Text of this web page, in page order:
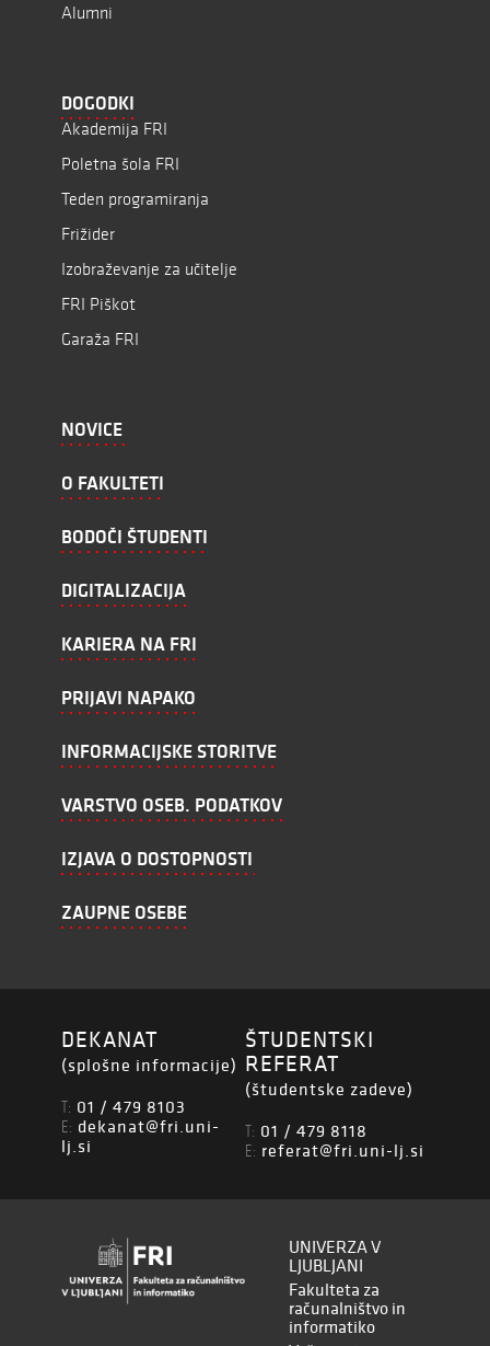
Alumni
DOGODKI
Akademija FRI
Poletna šola FRI
Teden programiranja
Frižider
Izobraževanje za učitelje
FRI Piškot
Garaža FRI
NOVICE
O FAKULTETI
BODOČI ŠTUDENTI
DIGITALIZACIJA
KARIERA NA FRI
PRIJAVI NAPAKO
INFORMACIJSKE STORITVE
VARSTVO OSEB. PODATKOV
IZJAVA O DOSTOPNOSTI
ZAUPNE OSEBE
DEKANAT
(splošne informacije)
T: 01 / 479 8103
E: dekanat@fri.uni-
lj.si
ŠTUDENTSKI
REFERAT
(študentske zadeve)
T: 01 / 479 8118
E: referat@fri.uni-lj.si
UNIVERZA V
LJUBLJANI
Fakulteta za
računalništvo in
informatiko